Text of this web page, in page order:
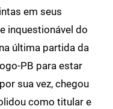
em seus
inquestionável do
última partida da
PB para estar
sua vez, chegou
como titular e